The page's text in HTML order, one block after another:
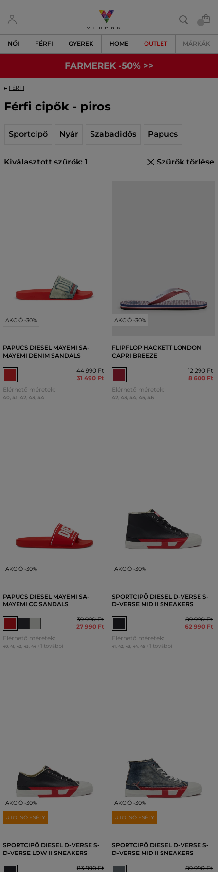
NŐI FÉRFI GYEREK HOME OUTLET MÁRKÁK
FARMEREK -50% >>
FÉRFI
Férfi cipők - piros
Sportcipő Nyár Szabadidős Papucs
Kiválasztott szűrők: 1 Szűrők törlése
AKCIÓ -30%
PAPUCS DIESEL MAYEMI SA-
MAYEMI DENIM SANDALS
44 990 Ft
31 490 Ft
Elérhető méretek:
40, 41, 42, 43, 44
AKCIÓ -30%
FLIPFLOP HACKETT LONDON
CAPRI BREEZE
12 290 Ft
8 600 Ft
Elérhető méretek:
42, 43, 44, 45, 46
AKCIÓ -30%
PAPUCS DIESEL MAYEMI SA-
MAYEMI CC SANDALS
39 990 Ft
27 990 Ft
Elérhető méretek:
40, 41 42 43 44 +1 további
AKCIÓ -30%
SPORTCIPŐ DIESEL D-VERSE S-
D-VERSE MID II SNEAKERS
89 990 Ft
62 990 Ft
Elérhető méretek:
41 42 43 44, 45 +1 további
AKCIÓ -30%
UTOLSÓ ESÉLY
SPORTCIPŐ DIESEL D-VERSE S-
D-VERSE LOW II SNEAKERS
83 990 Ft
AKCIÓ -30%
UTOLSÓ ESÉLY
SPORTCIPŐ DIESEL D-VERSE S-
D-VERSE MID II SNEAKERS
89 990 Ft